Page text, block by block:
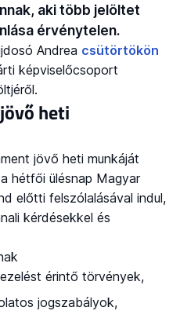
aki több jelöltet
érvénytelen.
Andrea csütörtökön
képviselőcsoport
heti
jövő heti munkáját
hétfői ülésnap Magyar
előtti felszólalásával indul,
kérdésekkel és
érintő törvények,
jogszabályok,